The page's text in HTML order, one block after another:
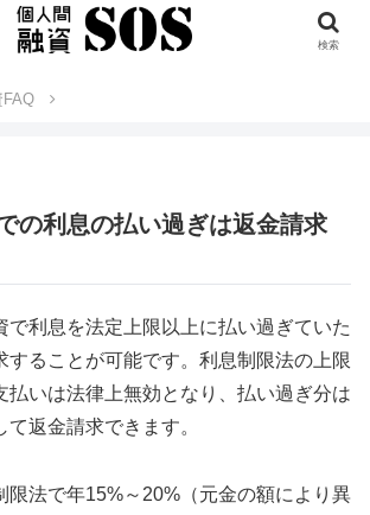
の利息の払い過ぎは返金請求
で利息を法定上限以上に払い過ぎていた
することが可能です。利息制限法の上限
払いは法律上無効となり、払い過ぎ分は
て返金請求できます。
限法で年15%～20%（元金の額により異
検索